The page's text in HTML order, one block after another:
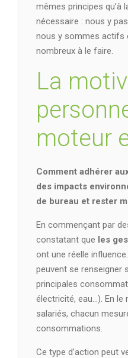
mêmes principes qu’à
nécessaire : nous y
nous y sommes actifs
nombreux à le faire.
La
moteur
Comment adhérer
des impacts
de bureau et rester
En commençant par
constatant que les
ont une réelle
peuvent se renseigner
principales
électricité, eau…). En
salariés, chacun
consommations.
Ce type d’action peut